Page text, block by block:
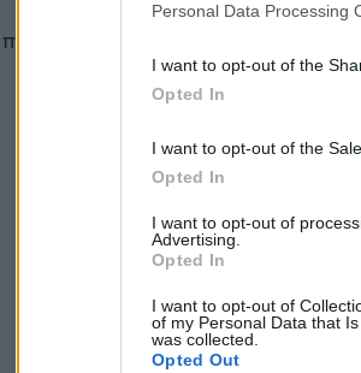
Personal Data Processing
I want to opt-out of the
Opted In
I want to opt-out of the
Opted In
I want to opt-out of
Advertising.
Opted In
I want to opt-out of
of my Personal Data that
was collected.
Opted Out
ακολουθεί…